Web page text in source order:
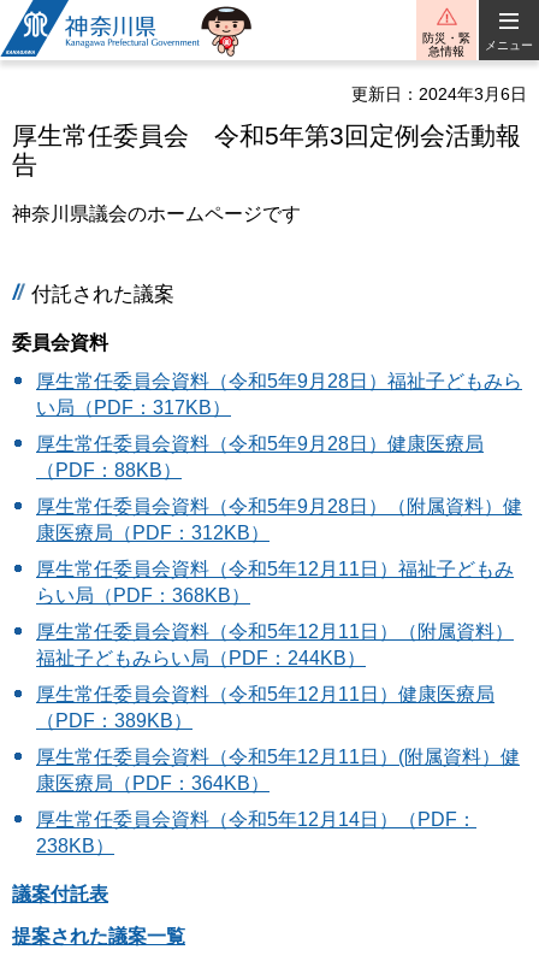
神奈川県
防災・緊
急情報
メニュー
更新日：2024年3月6日
厚生常任委員会 令和5年第3回定例会活動報
告
神奈川県議会のホームページです
付託された議案
委員会資料
厚生常任委員会資料（令和5年9月28日）福祉子どもみら
い局（PDF：317KB）
厚生常任委員会資料（令和5年9月28日）健康医療局
（PDF：88KB）
厚生常任委員会資料（令和5年9月28日）（附属資料）健
康医療局（PDF：312KB）
厚生常任委員会資料（令和5年12月11日）福祉子どもみ
らい局（PDF：368KB）
厚生常任委員会資料（令和5年12月11日）（附属資料）
福祉子どもみらい局（PDF：244KB）
厚生常任委員会資料（令和5年12月11日）健康医療局
（PDF：389KB）
厚生常任委員会資料（令和5年12月11日）(附属資料）健
康医療局（PDF：364KB）
厚生常任委員会資料（令和5年12月14日）（PDF：
238KB）
議案付託表
提案された議案一覧